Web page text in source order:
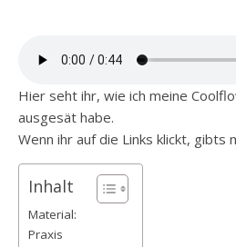
Hier seht ihr, wie ich meine
ausgesät habe.
Wenn ihr auf die Links klickt, gibts
Inhalt
Material:
Praxis